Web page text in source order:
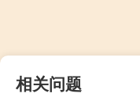
相关问题